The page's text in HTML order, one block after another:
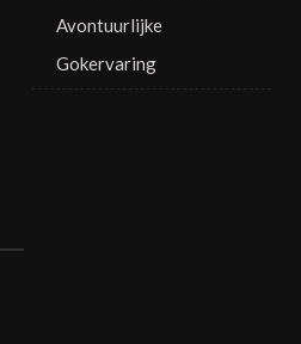
Avontuurlijke
Gokervaring